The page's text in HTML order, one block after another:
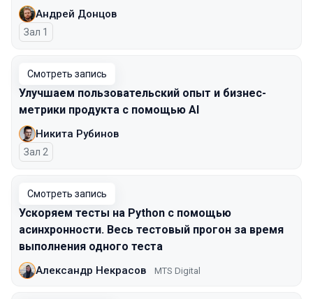
Андрей Донцов
Зал 1
Смотреть запись
Улучшаем пользовательский опыт и бизнес-
метрики продукта с помощью AI
Никита Рубинов
Зал 2
Смотреть запись
Ускоряем тесты на Python с помощью
асинхронности. Весь тестовый прогон за время
выполнения одного теста
Александр Некрасов MTS Digital